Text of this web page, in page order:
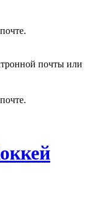
почты или